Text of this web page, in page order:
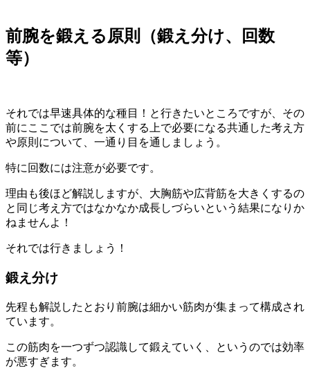
前腕を鍛える原則（鍛え分け、回数
等）
それでは早速具体的な種目！と行きたいところですが、その
前にここでは前腕を太くする上で必要になる共通した考え方
や原則について、一通り目を通しましょう。
特に 回数には注意が必要です。
理由も後ほど解説しますが、大胸筋や広背筋を大きくするの
と同じ考え方ではなかなか成長しづらいという結果になりか
ねませんよ！
それでは行きましょう！
鍛え分け
先程も解説したとおり 前腕は細かい筋肉が集まって構成され
ています。
この筋肉を一つずつ認識して鍛えていく、というのでは効率
が悪すぎます。